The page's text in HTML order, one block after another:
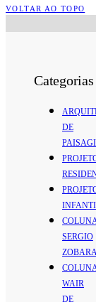
VOLTAR AO TOPO
Categorias
DE
SERGIO
WAIR
DE